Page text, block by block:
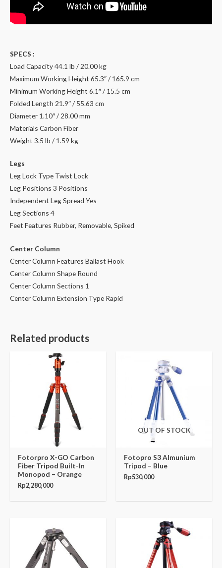
SPECS :
Load Capacity 44.1 lb / 20.00 kg
Maximum Working Height 65.3″ / 165.9 cm
Minimum Working Height 6.1″ / 15.5 cm
Folded Length 21.9″ / 55.63 cm
Diameter 1.10″ / 28.00 mm
Materials Carbon Fiber
Weight 3.5 lb / 1.59 kg
Legs
Leg Lock Type Twist Lock
Leg Positions 3 Positions
Independent Leg Spread Yes
Leg Sections 4
Feet Features Rubber, Removable, Spiked
Center Column
Center Column Features Ballast Hook
Center Column Shape Round
Center Column Sections 1
Center Column Extension Type Rapid
Related products
Fotorpro X-GO Carbon
Fiber Tripod Built-In
Monopod – Orange
Rp2,280,000
OUT OF STOCK
Fotopro S3 Almunium
Tripod – Blue
Rp530,000